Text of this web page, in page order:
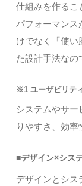
仕組みを作るこ
パフォーマンス
けでなく「使
た設計手法なの
※1 ユーザビリテ
システムやサ
りやすさ、効率
■デザイン×シス
デザインとシス